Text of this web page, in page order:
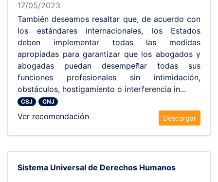
17/05/2023
También deseamos resaltar que, de acuerdo con
los estándares internacionales, los Estados
deben implementar todas las medidas
apropiadas para garantizar que los abogados y
abogadas puedan desempeñar todas sus
funciones profesionales sin intimidación,
obstáculos, hostigamiento o interferencia in...
CSJ CNJ
Ver recomendación Descargar
Sistema Universal de Derechos Humanos